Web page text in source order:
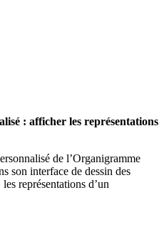
: afficher les représentations
de l’Organigramme
son interface de dessin des
représentations d’un